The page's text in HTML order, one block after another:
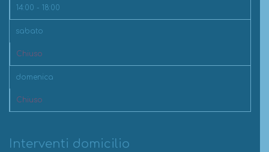
14:00 - 18:00
sabato
Chiuso
domenica
Chiuso
Interventi domicilio